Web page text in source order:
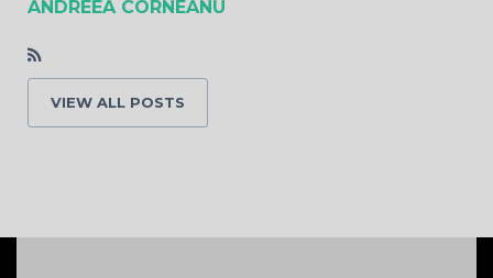
ANDREEA CORNEANU
VIEW ALL POSTS